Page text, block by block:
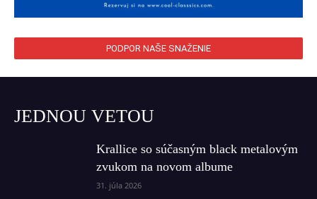
PODPOR NAŠE SNAŽENIE
JEDNOU VETOU
Krallice so súčasným black metalovým
zvukom na novom albume
31. júla 2026